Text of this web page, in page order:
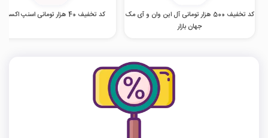
کد تخفیف 500 هزار تومانی آل این وان و آی مک
جهان بازار
کد تخفیف 40 هزار تومانی اسنپ اکسپرس